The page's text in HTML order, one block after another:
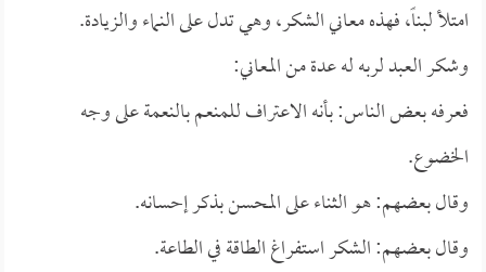
امتلأ لبناً، فهذه معاني الشكر، وهي تدل على النماء والزيادة.
وشكر العبد لربه له عدة من المعاني:
فعرفه بعض الناس: بأنه الاعتراف للمنعم بالنعمة على وجه
الخضوع.
وقال بعضهم: هو الثناء على المحسن بذكر إحسانه.
وقال بعضهم: الشكر استفراغ الطاقة في الطاعة.